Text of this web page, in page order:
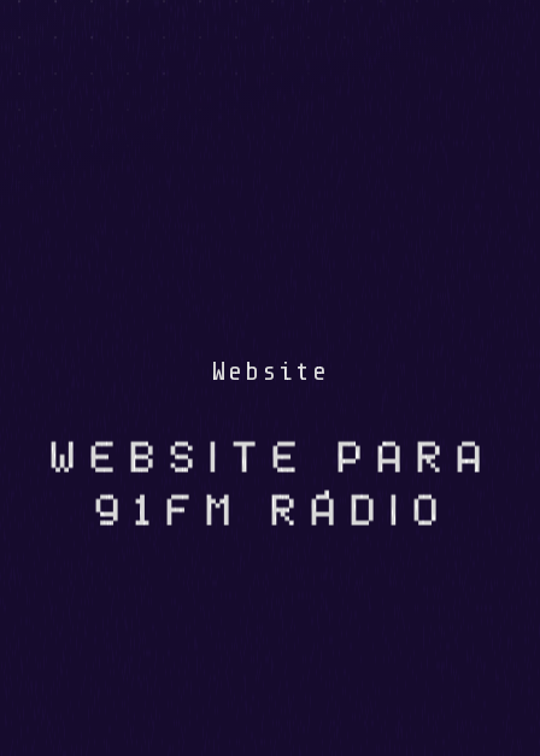
Website
WEBSITE PARA
91FM RÁDIO